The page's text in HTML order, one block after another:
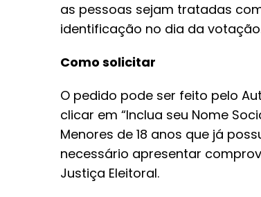
as pessoas sejam tratadas
identificação no dia da
Como solicitar
O pedido pode ser feito pelo
clicar em “Inclua seu Nome
Menores de 18 anos que já
necessário apresentar
Justiça Eleitoral.